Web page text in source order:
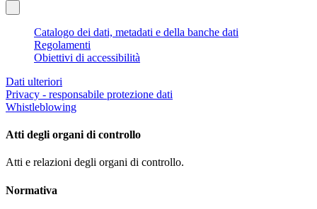
Catalogo dei dati, metadati e della banche dati
Regolamenti
Obiettivi di accessibilità
Dati ulteriori
Privacy - responsabile protezione dati
Whistleblowing
Atti degli organi di controllo
Atti e relazioni degli organi di controllo.
Normativa